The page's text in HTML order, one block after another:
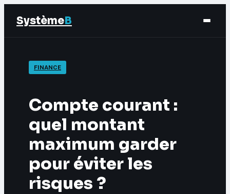
SystèmeB
Finance
Éducation & Emploi
Marketing
FINANCE
Compte courant :
quel montant
maximum garder
pour éviter les
risques ?